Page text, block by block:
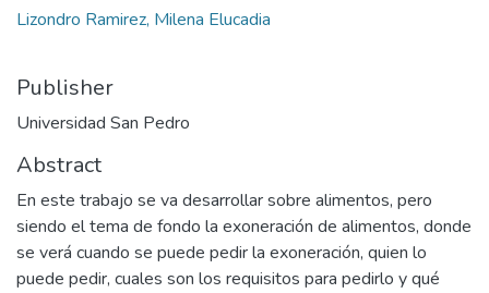
Lizondro Ramirez, Milena Elucadia
Publisher
Universidad San Pedro
Abstract
En este trabajo se va desarrollar sobre alimentos, pero
siendo el tema de fondo la exoneración de alimentos, donde
se verá cuando se puede pedir la exoneración, quien lo
puede pedir, cuales son los requisitos para pedirlo y qué